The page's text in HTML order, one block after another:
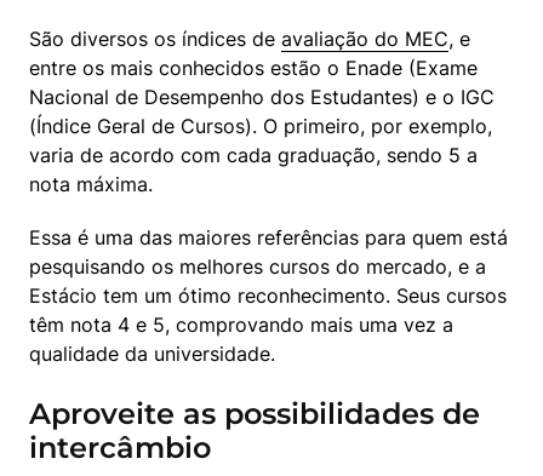
São diversos os índices de avaliação do MEC, e
entre os mais conhecidos estão o Enade (Exame
Nacional de Desempenho dos Estudantes) e o IGC
(Índice Geral de Cursos). O primeiro, por exemplo,
varia de acordo com cada graduação, sendo 5 a
nota máxima.
Essa é uma das maiores referências para quem está
pesquisando os melhores cursos do mercado, e a
Estácio tem um ótimo reconhecimento. Seus cursos
têm nota 4 e 5, comprovando mais uma vez a
qualidade da universidade.
Aproveite as possibilidades de
intercâmbio